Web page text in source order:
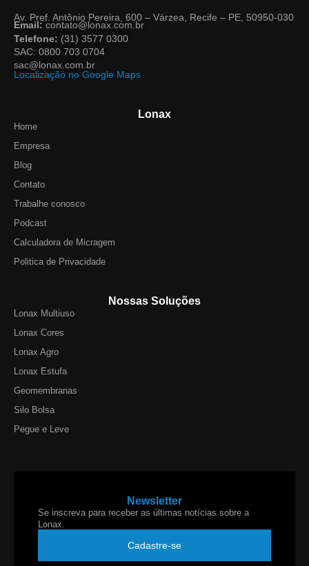
Av. Pref. Antônio Pereira, 600 – Várzea, Recife – PE, 50950-030
Email: contato@lonax.com.br
Telefone: (31) 3577 0300
SAC: 0800 703 0704
sac@lonax.com.br
Localização no Google Maps
Lonax
Home
Empresa
Blog
Contato
Trabalhe conosco
Podcast
Calculadora de Micragem
Politica de Privacidade
Nossas Soluções
Lonax Multiuso
Lonax Cores
Lonax Agro
Lonax Estufa
Geomembranas
Silo Bolsa
Pegue e Leve
Newsletter
Se inscreva para receber as últimas notícias sobre a
Lonax.
Cadastre-se